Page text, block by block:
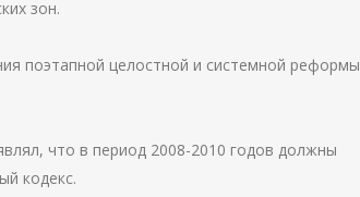
зон.
поэтапной целостной и системной реформы
что в период 2008-2010 годов должны
кодекс.